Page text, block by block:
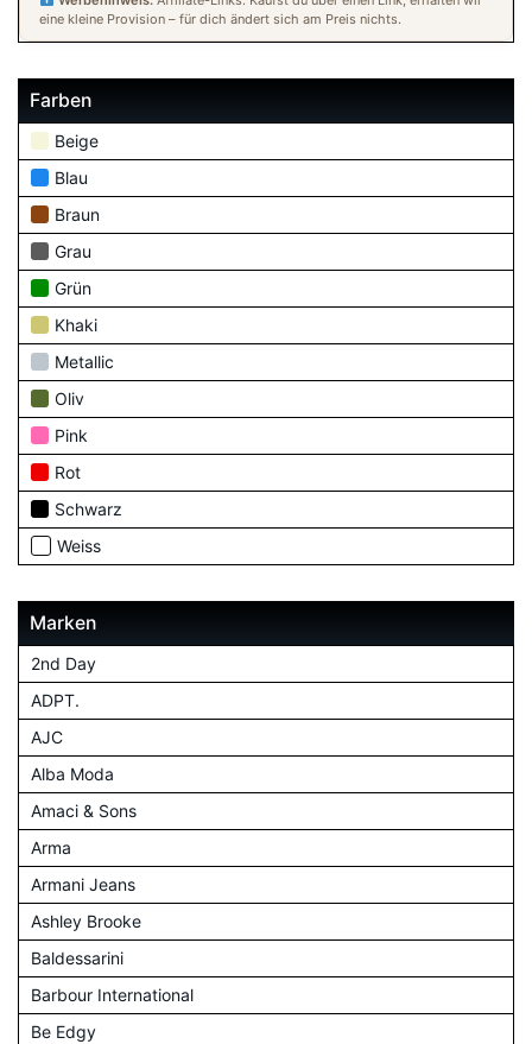
eine kleine Provision – für dich ändert sich am Preis nichts.
Farben
Beige
Blau
Braun
Grau
Grün
Khaki
Metallic
Oliv
Pink
Rot
Schwarz
Weiss
Marken
2nd Day
ADPT.
AJC
Alba Moda
Amaci & Sons
Arma
Armani Jeans
Ashley Brooke
Baldessarini
Barbour International
Be Edgy